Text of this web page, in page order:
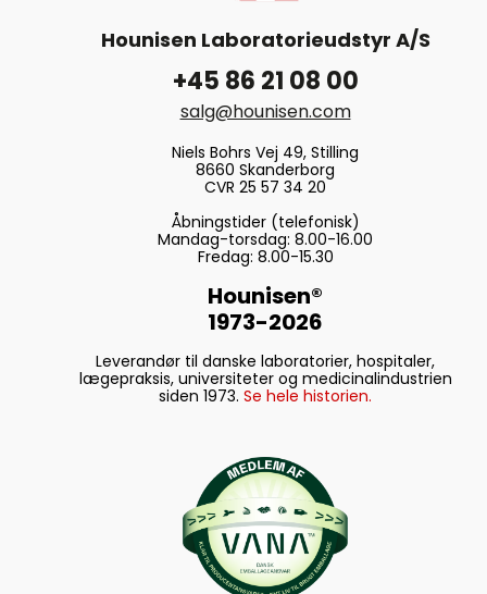
Hounisen Laboratorieudstyr A/S
+45 86 21 08 00
salg@hounisen.com
Niels Bohrs Vej 49, Stilling
8660 Skanderborg
CVR 25 57 34 20
Åbningstider (telefonisk)
Mandag-torsdag: 8.00-16.00
Fredag: 8.00-15.30
Hounisen®
1973-2026
Leverandør til danske laboratorier, hospitaler,
lægepraksis, universiteter og medicinalindustrien
siden 1973. Se hele historien.